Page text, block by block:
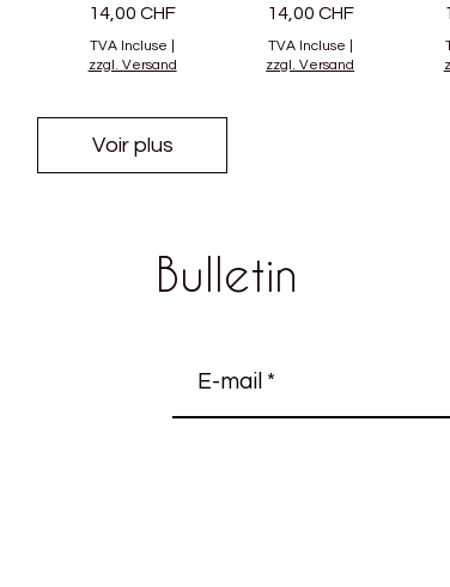
Prix
14,00 CHF
TVA Incluse
zzgl. Versand
Prix
14,00 CHF
TVA Incluse
zzgl. Versand
Voir plus
Bulletin